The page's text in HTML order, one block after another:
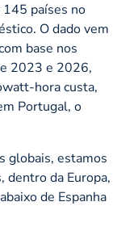
145 países no
O dado vem
base nos
2023 e 2026,
hora custa,
Portugal, o
globais, estamos
dentro da Europa,
de Espanha